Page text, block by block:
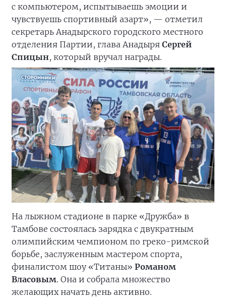
с компьютером, испытываешь эмоции и
чувствуешь спортивный азарт», — отметил
секретарь Анадырского городского местного
отделения Партии, глава Анадыря Сергей
Спицын, который вручал награды.
На лыжном стадионе в парке «Дружба» в
Тамбове состоялась зарядка с двукратным
олимпийским чемпионом по греко-римской
борьбе, заслуженным мастером спорта,
финалистом шоу «Титаны» Романом
Власовым. Она и собрала множество
желающих начать день активно.